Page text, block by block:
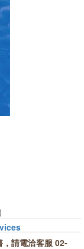
，請電洽客服 02-